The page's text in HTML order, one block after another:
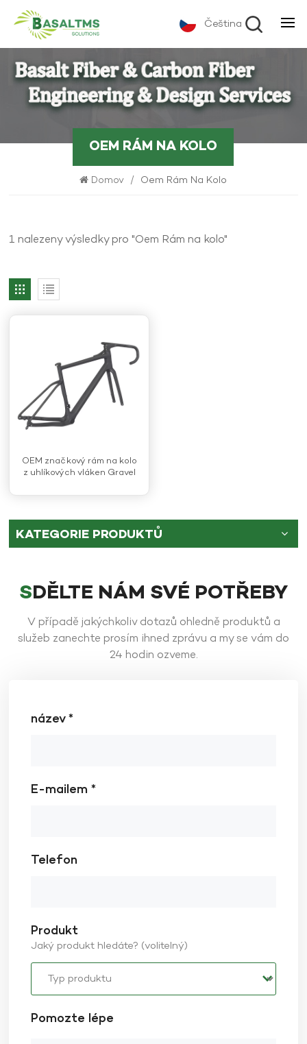
Čeština
OEM RÁM NA KOLO
Domov / Oem Rám Na Kolo
1 nalezeny výsledky pro "Oem Rám na kolo"
OEM značkový rám na kolo
z uhlíkových vláken Gravel
KATEGORIE PRODUKTŮ
SDĚLTE NÁM SVÉ POTŘEBY
V případě jakýchkoliv dotazů ohledně produktů a
služeb zanechte prosím ihned zprávu a my se vám do
24 hodin ozveme.
název *
E-mailem *
Telefon
Produkt
Jaký produkt hledáte? (volitelný)
Pomozte lépe